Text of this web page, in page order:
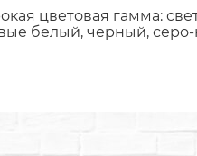
цветовая гамма:
белый, черный,